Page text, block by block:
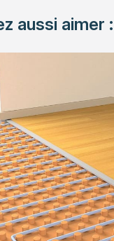
aussi aimer :